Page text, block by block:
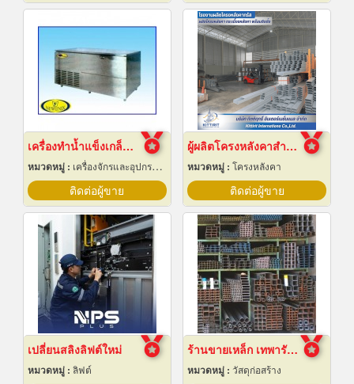
เครื่องทำน้ำแข็งเกล็ด เชียงใหม่
หมวดหมู่ : เครื่องจักรและอุปกรณ์ผลิตน้ำแข็ง
ติดต่อผู้ขาย
ผู้ผลิตโครงหลังคาสำเร็จรูป
หมวดหมู่ : โครงหลังคา
ติดต่อผู้ขาย
เปลี่ยนสลิงลิฟต์ใหม่
หมวดหมู่ : ลิฟต์
ร้านขายเหล็ก เทพารักษ์
หมวดหมู่ : วัสดุก่อสร้าง